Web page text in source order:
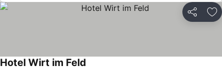
Teilen
Hotel Wirt im Feld